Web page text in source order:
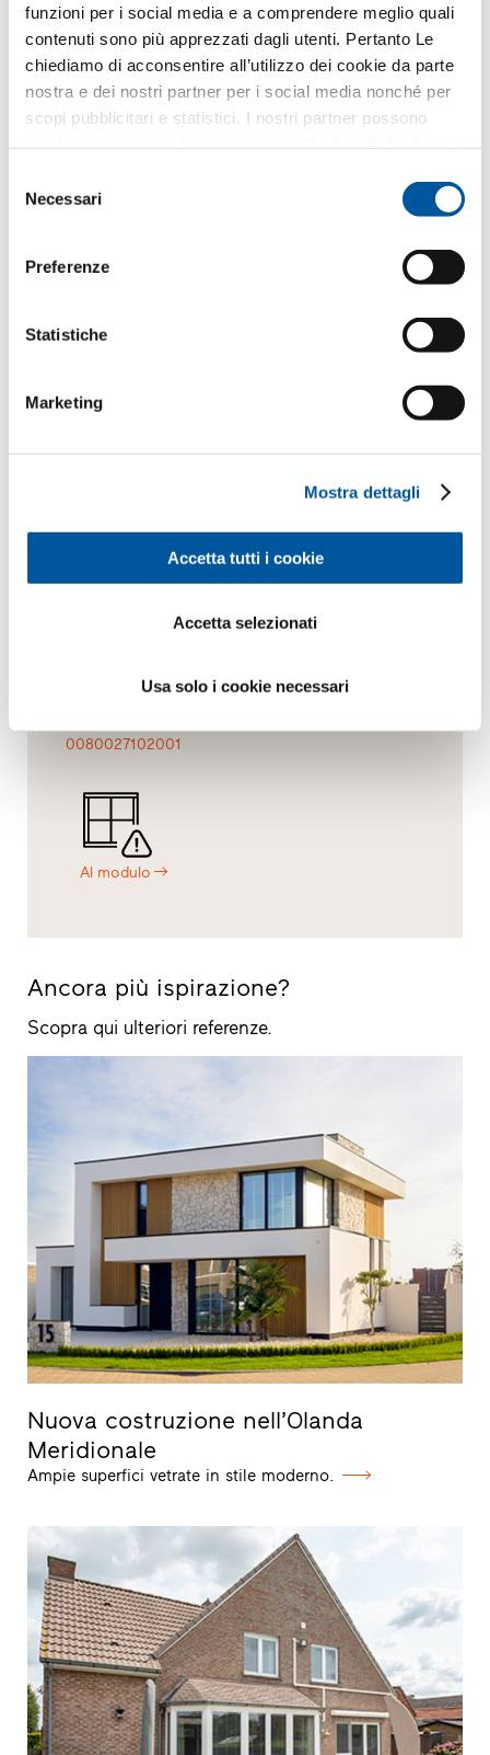
funzioni per i social media e a comprendere meglio quali
contenuti sono più apprezzati dagli utenti. Pertanto Le
chiediamo di acconsentire all’utilizzo dei cookie da parte
nostra e dei nostri partner per i social media nonché per
scopi pubblicitari e statistici. I nostri partner possono
delNecessari
Preferenze
Statistiche
Marketing
Mostra dettagli
Accetta tutti i cookie
Accetta selezionati
Usa solo i cookie necessari
FIN-Window Nova-line C 90+8
alluminio-PVC
Scaricare scheda tecnica di prodotto
Richiedere voci di capitolato
0080027102001
Al modulo
A domicilio
Panoramica
Ancora più ispirazione?
Scopra qui ulteriori referenze.
Nuova costruzione nell’Olanda
Meridionale
Ampie superfici vetrate in stile moderno.